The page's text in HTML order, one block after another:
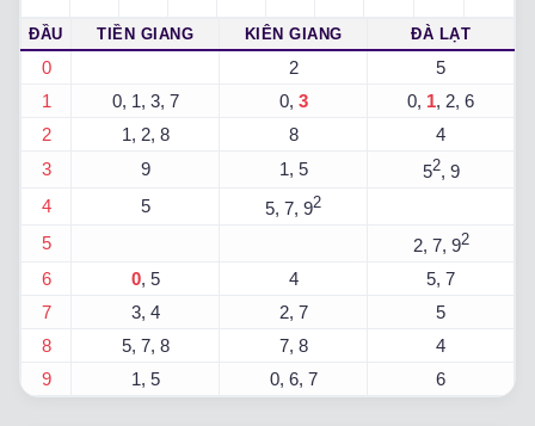
ĐẦU TIỀN GIANG KIÊN GIANG ĐÀ LẠT
0 2
5
1
0, 1, 3, 7 0, 3 0, 1, 2, 6
2
1, 2, 8 8
4
3
9 1, 5 52, 9
4
5 5, 7, 92
5 2, 7, 92
6 0, 5 4
5, 7
7
3, 4 2, 7
5
8
5, 7, 8 7, 8
4
9
1, 5 0, 6, 7 6